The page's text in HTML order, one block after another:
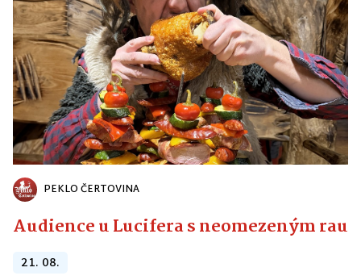
PEKLO ČERTOVINA
Audience u Lucifera s neomezeným
21. 08.